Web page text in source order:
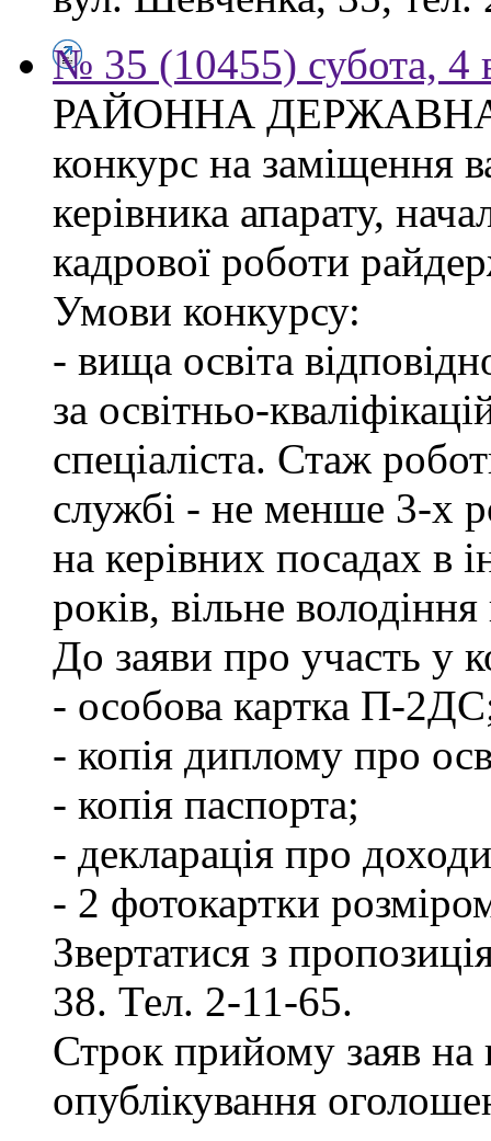
№ 35 (10455) субота, 4
РАЙОННА ДЕРЖАВНА
конкурс на заміщення
керівника апарату,
кадрової роботи
Умови конкурсу:
- вища освіта
за освітньо-
спеціаліста. Стаж
службі - не менше 3-х
на керівних посадах в
років, вільне
До заяви про участь у
- особова картка П-
- копія диплому про
- копія паспорта;
- декларація про
- 2 фотокартки
Звертатися з
38. Тел. 2-11-65.
Строк прийому заяв на
опублікування